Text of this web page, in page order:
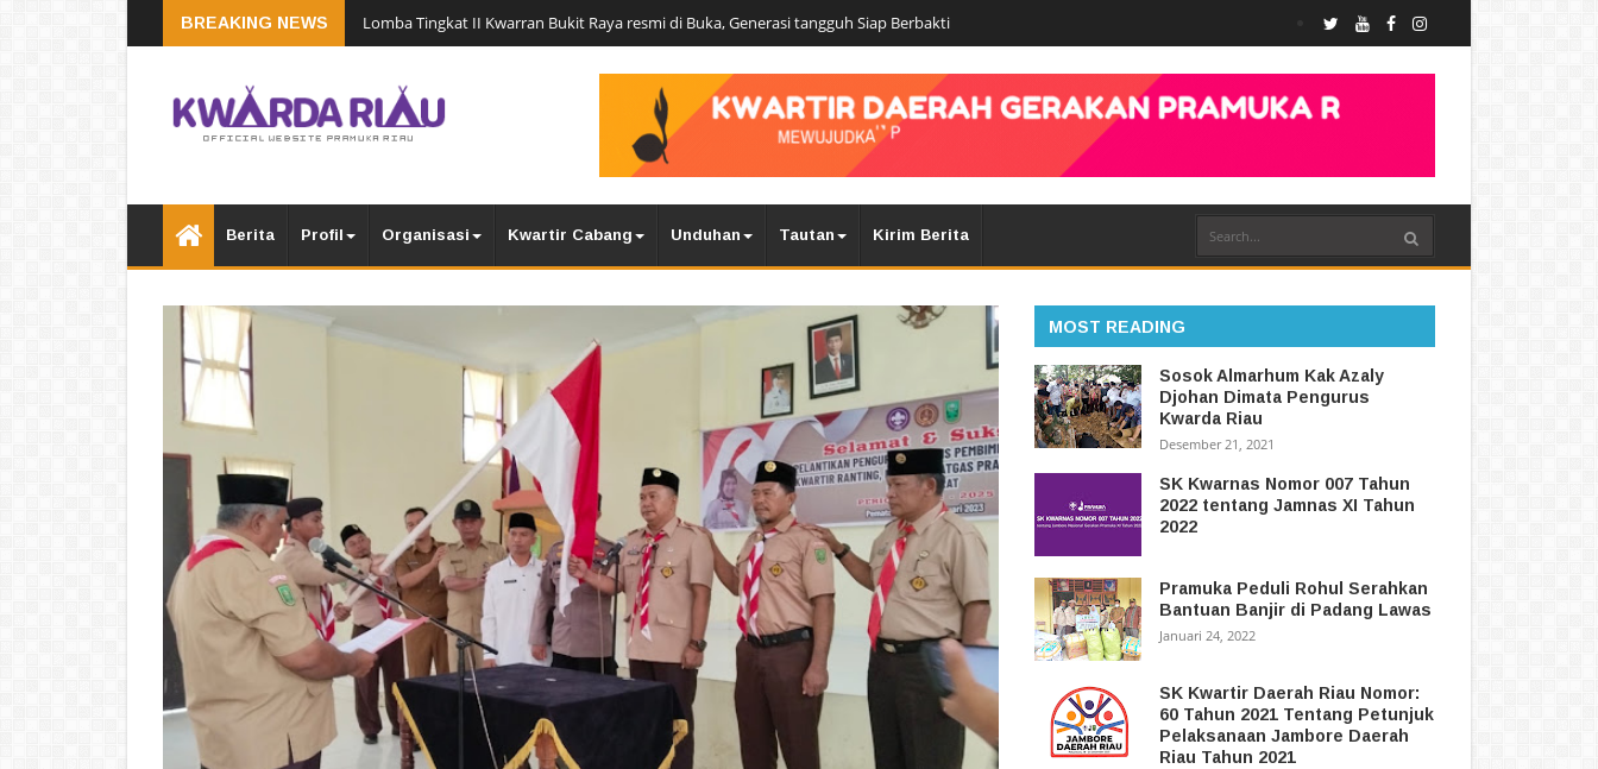
BREAKING NEWS Lomba Tingkat II Kwarran Bukit Raya resmi di Buka, Generasi tangguh Siap Berbakti
Berita Profil Organisasi Kwartir Cabang Unduhan Tautan Kirim Berita
MOST READING
Sosok Almarhum Kak Azaly
Djohan Dimata Pengurus
Kwarda Riau
Desember 21, 2021
SK Kwarnas Nomor 007 Tahun
2022 tentang Jamnas XI Tahun
2022
Pramuka Peduli Rohul Serahkan
Bantuan Banjir di Padang Lawas
Januari 24, 2022
SK Kwartir Daerah Riau Nomor:
60 Tahun 2021 Tentang Petunjuk
Pelaksanaan Jambore Daerah
Riau Tahun 2021